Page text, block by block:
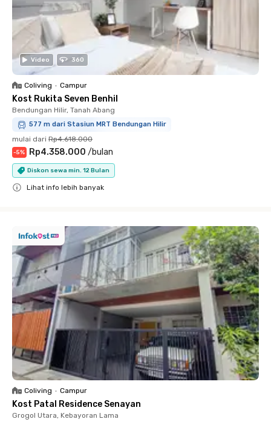
Video 360
Coliving • Campur
Kost Rukita Seven Benhil
Bendungan Hilir, Tanah Abang
577 m dari Stasiun MRT Bendungan Hilir
mulai dari Rp4.618.000
-5% Rp4.358.000 /bulan
Diskon sewa min. 12 Bulan
Lihat info lebih banyak
Coliving • Campur
Kost Patal Residence Senayan
Grogol Utara, Kebayoran Lama